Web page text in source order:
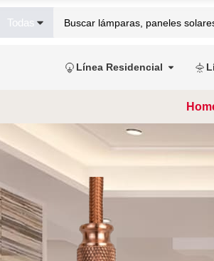
Todas
Línea Residencial